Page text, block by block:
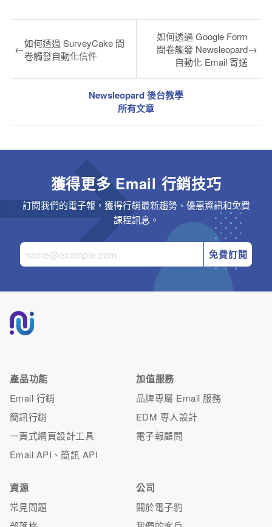
←如何透過 SurveyCake 問
卷觸發自動化信件
Newsleopard 後台教學
所有文章
如何透過 Google Form
問卷觸發 Newsleopard
自動化 Email 寄送
→
獲得更多 Email 行銷技巧
訂閱我們的電子報，獲得行銷最新趨勢、優惠資訊和免費
課程訊息。
免費訂閱
產品功能
Email 行銷
簡訊行銷
一頁式網頁設計工具
Email API、簡訊 API
加值服務
品牌專屬 Email 服務
EDM 專人設計
電子報顧問
資源
常見問題
公司
關於電子豹